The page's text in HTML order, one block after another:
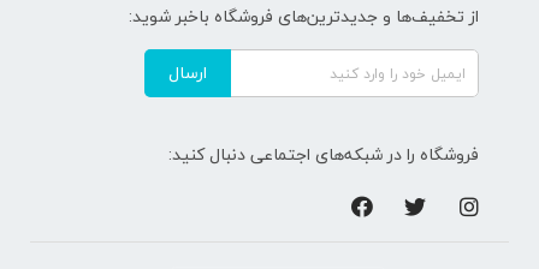
از تخفیف‌ها و جدیدترین‌های فروشگاه باخبر شوید:
ارسال
فروشگاه را در شبکه‌های اجتماعی دنبال کنید: